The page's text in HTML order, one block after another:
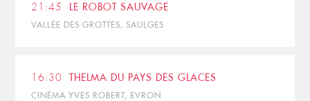
21:45 LE ROBOT SAUVAGE
VALLÉE DES GROTTES, SAULGES
16:30 THELMA DU PAYS DES GLACES
CINÉMA YVES ROBERT, EVRON